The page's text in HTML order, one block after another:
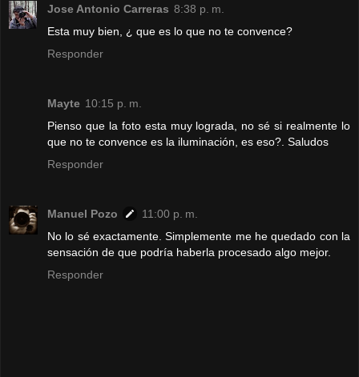
Jose Antonio Carreras 8:38 p. m.
Esta muy bien, ¿ que es lo que no te convence?
Responder
Mayte 10:15 p. m.
Pienso que la foto esta muy lograda, no sé si realmente lo
que no te convence es la iluminación, es eso?. Saludos
Responder
Manuel Pozo
11:00 p. m.
No lo sé exactamente. Simplemente me he quedado con la
sensación de que podría haberla procesado algo mejor.
Responder